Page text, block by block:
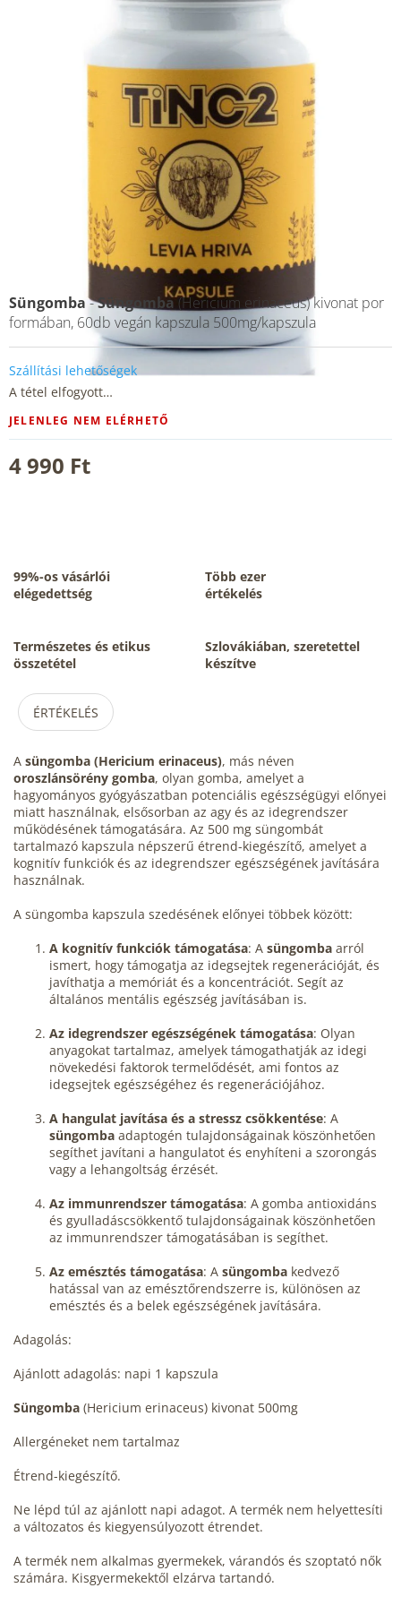
4 990 Ft
JELENLEG NEM ELÉRHETŐ
Szállítási lehetőségek
A tétel elfogyott…
Süngomba-Süngomba(Hericium erinaceus) kivonat por
formában, 60db vegán kapszula 500mg/kapszula
99%-os vásárlói
elégedettség
Több ezer
értékelés
Természetes és etikus
összetétel
Szlovákiában, szeretettel
készítve
ÉRTÉKELÉS
A süngomba (Hericium erinaceus), más néven
oroszlánsörény gomba, olyan gomba, amelyet a
hagyományos gyógyászatban potenciális egészségügyi előnyei
miatt használnak, elsősorban az agy és az idegrendszer
működésének támogatására. Az 500 mg süngombát
tartalmazó kapszula népszerű étrend-kiegészítő, amelyet a
kognitív funkciók és az idegrendszer egészségének javítására
használnak.
A süngomba kapszula szedésének előnyei többek között:
A kognitív funkciók támogatása: A süngomba arról
ismert, hogy támogatja az idegsejtek regenerációját, és
javíthatja a memóriát és a koncentrációt. Segít az
általános mentális egészség javításában is.
Az idegrendszer egészségének támogatása: Olyan
anyagokat tartalmaz, amelyek támogathatják az idegi
növekedési faktorok termelődését, ami fontos az
idegsejtek egészségéhez és regenerációjához.
A hangulat javítása és a stressz csökkentése: A
süngomba adaptogén tulajdonságainak köszönhetően
segíthet javítani a hangulatot és enyhíteni a szorongás
vagy a lehangoltság érzését.
Az immunrendszer támogatása: A gomba antioxidáns
és gyulladáscsökkentő tulajdonságainak köszönhetően
az immunrendszer támogatásában is segíthet.
Az emésztés támogatása: A süngomba kedvező
hatással van az emésztőrendszerre is, különösen az
emésztés és a belek egészségének javítására.
Adagolás:
Ajánlott adagolás: napi 1 kapszula
Süngomba (Hericium erinaceus) kivonat 500mg
Allergéneket nem tartalmaz
Étrend-kiegészítő.
Ne lépd túl az ajánlott napi adagot. A termék nem helyettesíti
a változatos és kiegyensúlyozott étrendet.
A termék nem alkalmas gyermekek, várandós és szoptató nők
számára. Kisgyermekektől elzárva tartandó.